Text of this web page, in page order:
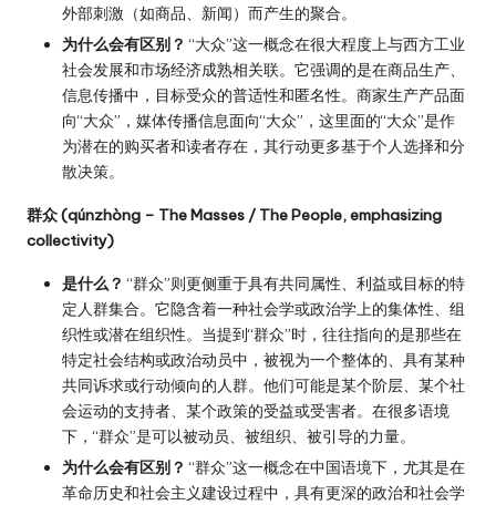
外部刺激（如商品、新闻）而产生的聚合。
为什么会有区别？ “大众”这一概念在很大程度上与西方工业
社会发展和市场经济成熟相关联。它强调的是在商品生产、
信息传播中，目标受众的普适性和匿名性。商家生产产品面
向“大众”，媒体传播信息面向“大众”，这里面的“大众”是作
为潜在的购买者和读者存在，其行动更多基于个人选择和分
散决策。
群众 (qúnzhòng – The Masses / The People, emphasizing
collectivity)
是什么？ “群众”则更侧重于具有共同属性、利益或目标的特
定人群集合。它隐含着一种社会学或政治学上的集体性、组
织性或潜在组织性。当提到“群众”时，往往指向的是那些在
特定社会结构或政治动员中，被视为一个整体的、具有某种
共同诉求或行动倾向的人群。他们可能是某个阶层、某个社
会运动的支持者、某个政策的受益或受害者。在很多语境
下，“群众”是可以被动员、被组织、被引导的力量。
为什么会有区别？ “群众”这一概念在中国语境下，尤其是在
革命历史和社会主义建设过程中，具有更深的政治和社会学